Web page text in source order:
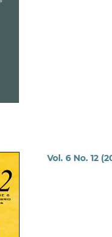
Vol. 6 No. 12